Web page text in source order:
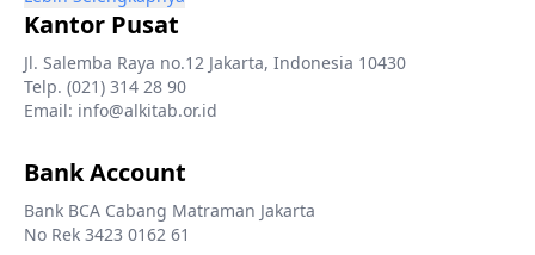
Kantor Pusat
Jl. Salemba Raya no.12 Jakarta, Indonesia 10430
Telp. (021) 314 28 90
Email: info@alkitab.or.id
Bank Account
Bank BCA Cabang Matraman Jakarta
No Rek 3423 0162 61